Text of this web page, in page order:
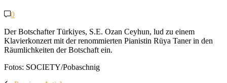
0
Der Botschafter Türkiyes, S.E. Ozan Ceyhun, lud zu einem
Klavierkonzert mit der renommierten Pianistin Rüya Taner in den
Räumlichkeiten der Botschaft ein.
Fotos: SOCIETY/Pobaschnig